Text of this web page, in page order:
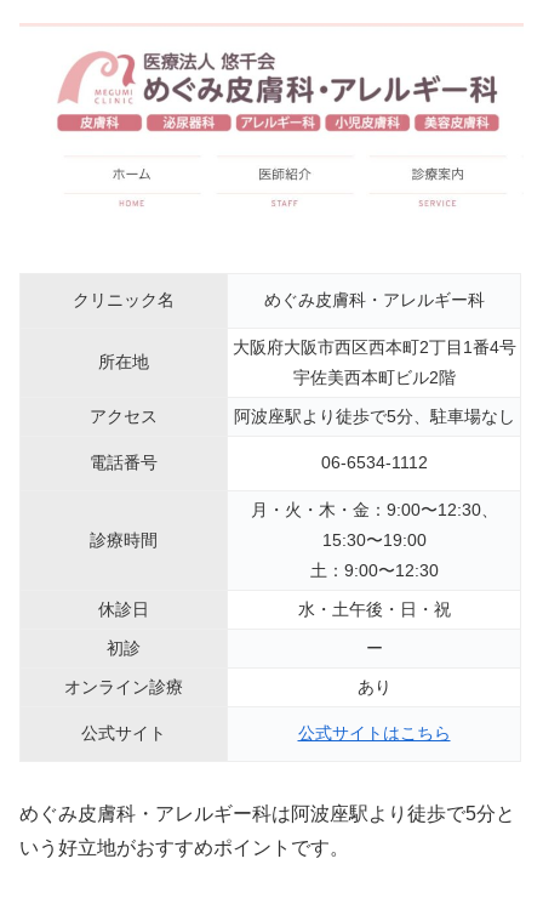
クリニック名 めぐみ皮膚科・アレルギー科
所在地
大阪府大阪市西区西本町2丁目1番4号
宇佐美西本町ビル2階
アクセス
阿波座駅より徒歩で5分、駐車場なし
電話番号 06-6534-1112
診療時間
月・火・木・金：9:00〜12:30、
15:30〜19:00
土：9:00〜12:30
休診日
水・土午後・日・祝
初診
ー
オンライン診療
あり
公式サイト 公式サイトはこちら
めぐみ皮膚科・アレルギー科は阿波座駅より徒歩で5分と
いう好立地がおすすめポイントです。